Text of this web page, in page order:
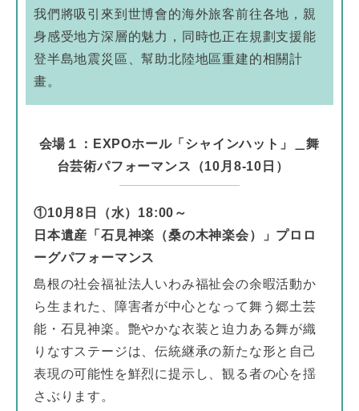
我們將吸引來到世博會的海外旅客前往各地，親
身感受地方深層的魅力，同時也正在規劃支援能
登半島地震災區、幫助北陸地區重建的相關計
畫。
会場１：EXPOホール「シャインハット」＿舞
台芸術パフォーマンス（10月8-10日）
①10月8日（水）18:00～
日本遺産「石見神楽（桑の木神楽会）」プロロ
ーグパフォーマンス
島根の社会福祉法人いわみ福祉会の余暇活動か
ら生まれた、障害者が中心となって舞う郷土芸
能・石見神楽。艶やかな衣装と迫力ある舞が織
りなすステージは、伝統継承の新たな形と自己
表現の可能性を鮮烈に提示し、観る者の心を揺
さぶります。